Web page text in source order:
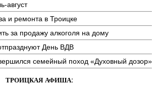
август
и ремонта в Троицке
за продажу алкоголя на дому
День ВДВ
семейный поход «Духовный дозор»
ТРОИЦКАЯ АФИША: